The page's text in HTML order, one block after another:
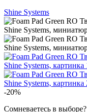
Shine Systems
-20%
Сомневаетесь в выборе?